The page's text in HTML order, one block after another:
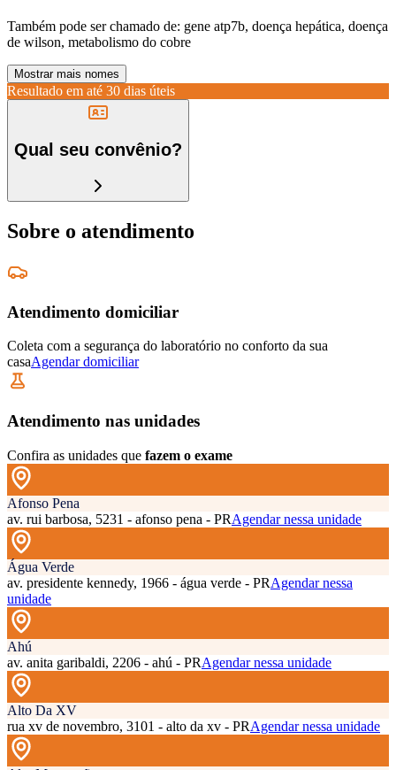
Também pode ser chamado de: gene atp7b, doença hepática, doença
de wilson, metabolismo do cobre
Mostrar mais nomes
Resultado em até 30 dias úteis
Qual seu convênio?
Sobre o atendimento
Atendimento domiciliar
Coleta com a segurança do laboratório no conforto da sua
casaAgendar domiciliar
Atendimento nas unidades
Confira as unidades que fazem o exame
Afonso Pena
av. rui barbosa, 5231 - afonso pena - PRAgendar nessa unidade
Água Verde
av. presidente kennedy, 1966 - água verde - PRAgendar nessa
unidade
Ahú
av. anita garibaldi, 2206 - ahú - PRAgendar nessa unidade
Alto Da XV
rua xv de novembro, 3101 - alto da xv - PRAgendar nessa unidade